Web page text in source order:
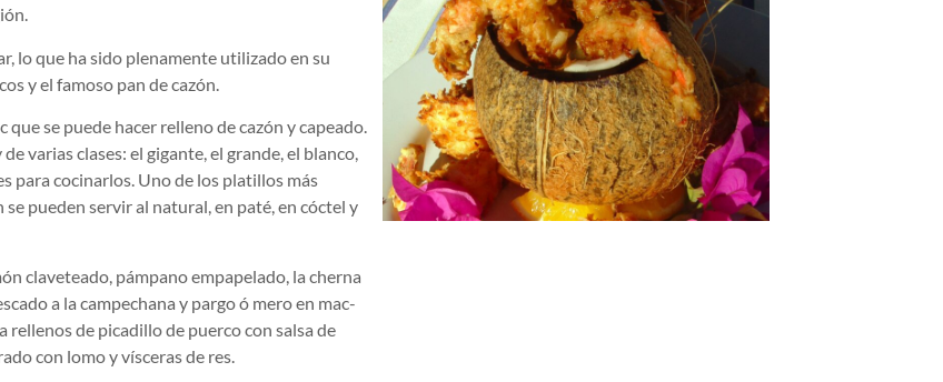
lo que ha sido plenamente utilizado en su
y el famoso pan de cazón.
que se puede hacer relleno de cazón y capeado.
varias clases: el gigante, el grande, el blanco,
para cocinarlos. Uno de los platillos más
pueden servir al natural, en paté, en cóctel y
claveteado, pámpano empapelado, la cherna
a la campechana y pargo ó mero en mac-
rellenos de picadillo de puerco con salsa de
con lomo y vísceras de res.